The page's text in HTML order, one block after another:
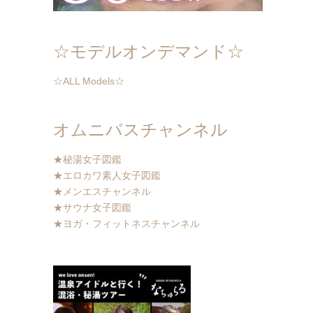
☆モデルオンデマンド☆
☆ALL Models☆
オムニバスチャンネル
★秘湯女子図鑑
★エロカワ素人女子図鑑
★メンエスチャンネル
★サウナ女子図鑑
★ヨガ・フィットネスチャンネル